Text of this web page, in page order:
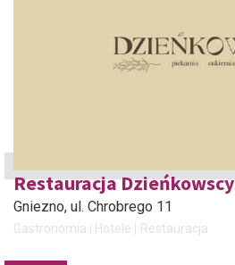
Restauracja Dzieńkowscy
Gniezno, ul. Chrobrego 11
Gastronomia i Hotele Restauracja